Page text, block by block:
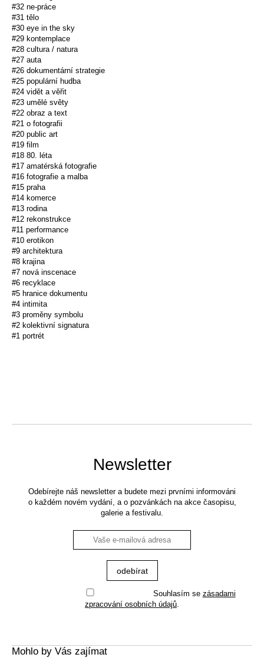
#32 ne-práce
#31 tělo
#30 eye in the sky
#29 kontemplace
#28 cultura / natura
#27 auta
#26 dokumentární strategie
#25 populární hudba
#24 vidět a věřit
#23 umělé světy
#22 obraz a text
#21 o fotografii
#20 public art
#19 film
#18 80. léta
#17 amatérská fotografie
#16 fotografie a malba
#15 praha
#14 komerce
#13 rodina
#12 rekonstrukce
#11 performance
#10 erotikon
#9 architektura
#8 krajina
#7 nová inscenace
#6 recyklace
#5 hranice dokumentu
#4 intimita
#3 proměny symbolu
#2 kolektivní signatura
#1 portrét
Newsletter
Odebírejte náš newsletter a budete mezi prvními informováni
o každém novém vydání, a o pozvánkách na akce časopisu,
galerie a festivalu.
Souhlasím se zásadami
zpracování osobních údajů.
Mohlo by Vás zajímat